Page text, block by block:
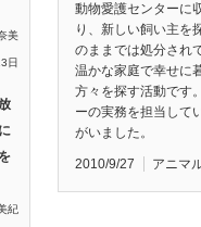
美
日
紀
動物愛護センターに
り、新しい飼い主を
のままでは処分され
温かな家庭で幸せに
方々を探す活動です
ーの実務を担当して
がいました。
2010/9/27 アニマ